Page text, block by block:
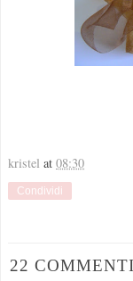
kristel at 08:30
Condividi
22 COMMENTI